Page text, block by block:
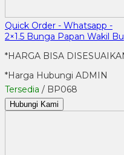
Quick Order - Whatsapp -
2×1.5 Bunga Papan Wakil
*HARGA BISA
*Harga Hubungi ADMIN
Tersedia / BP068
Hubungi Kami